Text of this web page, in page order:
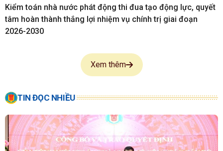
Kiểm toán nhà nước phát động thi đua tạo động lực, quyết
tâm hoàn thành thắng lợi nhiệm vụ chính trị giai đoạn
2026-2030
Xem thêm
TIN ĐỌC NHIỀU